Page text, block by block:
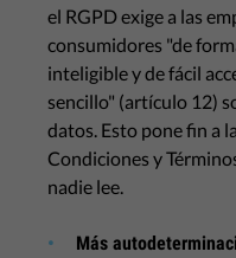
el RGPD exige a las
consumidores "de
inteligible y de fácil
sencillo" (artículo 12)
datos. Esto pone fin a
Condiciones y
nadie lee.
Más